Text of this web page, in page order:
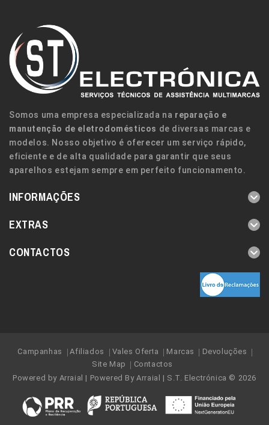
Somos uma empresa especializada na reparação e
manutenção de eletrodomésticos de diversas marcas e
modelos. Nosso objetivo é oferecer um serviço rápido,
eficiente e de alta qualidade para garantir que seus
aparelhos estejam sempre em perfeito funcionamento.
INFORMAÇÕES
EXTRAS
CONTACTOS
Campanhas Afiliados Vales Oferta Marcas
Devoluções
Site Map
Contactos
Powered by Arraial | Powered ByArraial | S.T. Electrónica © 2026